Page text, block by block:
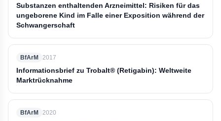
Substanzen enthaltenden Arzneimittel: Risiken für das
ungeborene Kind im Falle einer Exposition während der
Schwangerschaft
BfArM 2017
Informationsbrief zu Trobalt® (Retigabin): Weltweite
Marktrücknahme
BfArM 2020